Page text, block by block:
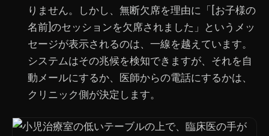
りません。しかし、無断欠席を理由に「[お子様の
名前]のセッションを欠席されました」というメッ
セージが表示されるのは、一線を越えています。
システムはその兆候を検知できますが、それを自
動メールにするか、医師からの電話にするかは、
クリニック側が決定します。